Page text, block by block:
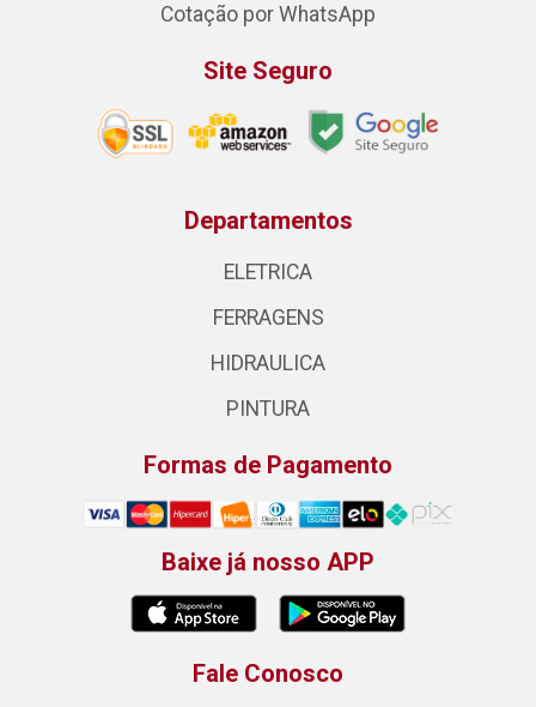
Cotação por WhatsApp
Site Seguro
Departamentos
ELETRICA
FERRAGENS
HIDRAULICA
PINTURA
Formas de Pagamento
Baixe já nosso APP
Fale Conosco